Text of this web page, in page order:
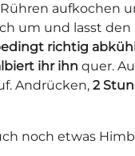
aufkochen
um und lasst
richtig
ihr ihn quer.
Andrücken, 2
noch etwas